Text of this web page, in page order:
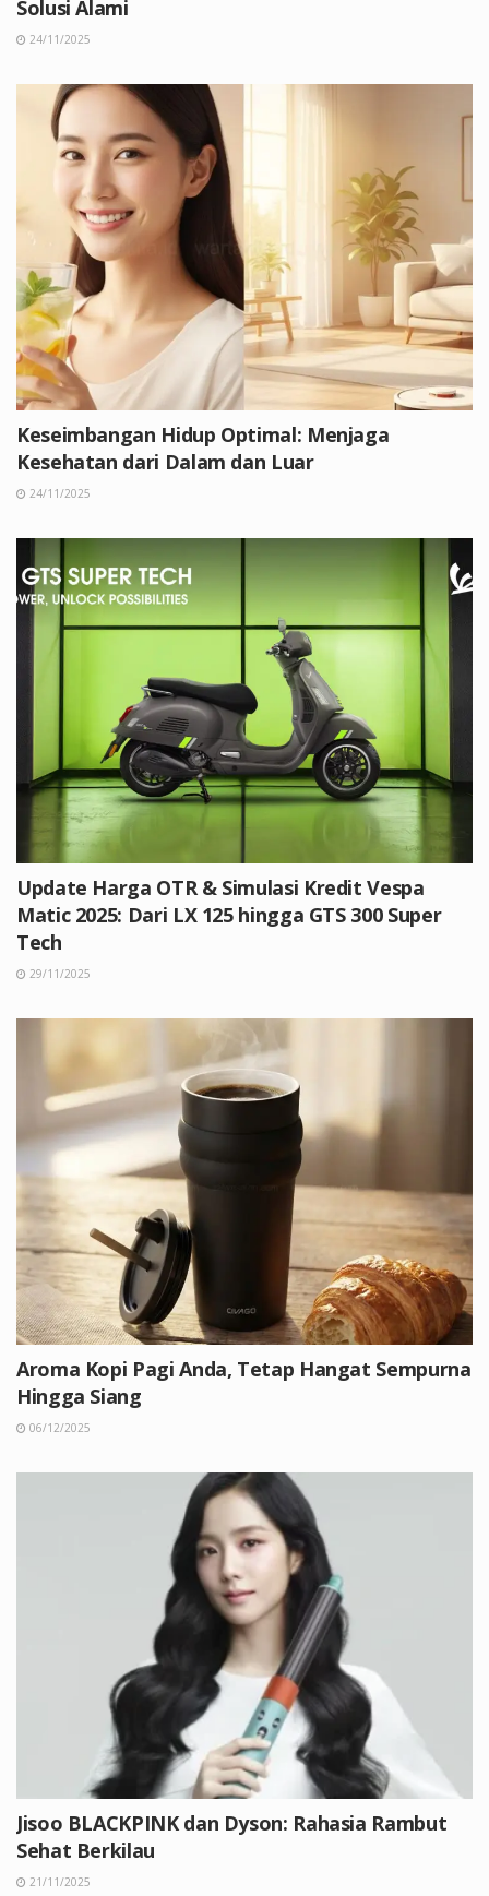
Solusi Alami
24/11/2025
Keseimbangan Hidup Optimal: Menjaga
Kesehatan dari Dalam dan Luar
24/11/2025
Update Harga OTR & Simulasi Kredit Vespa
Matic 2025: Dari LX 125 hingga GTS 300 Super
Tech
29/11/2025
Aroma Kopi Pagi Anda, Tetap Hangat Sempurna
Hingga Siang
06/12/2025
Jisoo BLACKPINK dan Dyson: Rahasia Rambut
Sehat Berkilau
21/11/2025